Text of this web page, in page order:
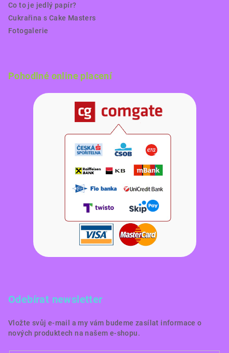
Co to je jedlý papír?
Cukrařina s Cake Masters
Fotogalerie
Pohodlné online placení
Odebírat newsletter
Vložte svůj e-mail a my vám budeme zasílat informace o
nových produktech na našem e-shopu.